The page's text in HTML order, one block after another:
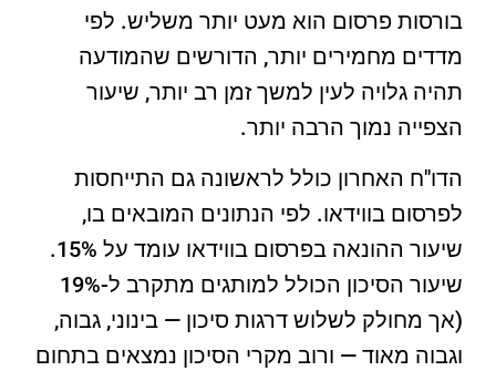
בורסות פרסום הוא מעט יותר משליש. לפי
מדדים מחמירים יותר, הדורשים שהמודעה
תהיה גלויה לעין למשך זמן רב יותר, שיעור
הצפייה נמוך הרבה יותר.
הדו"ח האחרון כולל לראשונה גם התייחסות
לפרסום בווידאו. לפי הנתונים המובאים בו,
שיעור ההונאה בפרסום בווידאו עומד על 15%.
שיעור הסיכון הכולל למותגים מתקרב ל-19%
(אך מחולק לשלוש דרגות סיכון — בינוני, גבוה,
וגבוה מאוד — ורוב מקרי הסיכון נמצאים בתחום